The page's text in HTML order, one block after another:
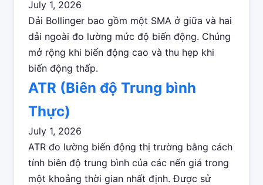
July 1, 2026
Dải Bollinger bao gồm một SMA ở giữa và hai
dải ngoài đo lường mức độ biến động. Chúng
mở rộng khi biến động cao và thu hẹp khi
biến động thấp.
ATR (Biên độ Trung bình
Thực)
July 1, 2026
ATR đo lường biến động thị trường bằng cách
tính biên độ trung bình của các nến giá trong
một khoảng thời gian nhất định. Được sử